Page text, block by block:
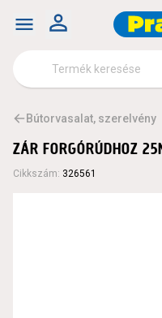
Bútorvasalat, szerelvény
ZÁR FORGÓRÚDHOZ
Cikkszám: 326561